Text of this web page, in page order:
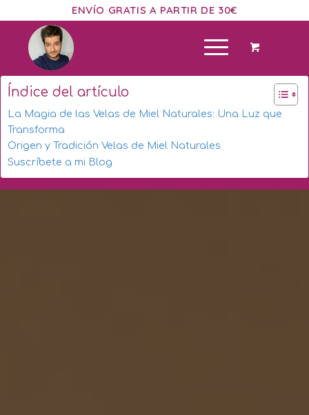
ENVÍO GRATIS A PARTIR DE 30€
Índice del artículo
La Magia de las Velas de Miel Naturales: Una Luz que
Transforma
Origen y Tradición Velas de Miel Naturales
Suscríbete a mi Blog